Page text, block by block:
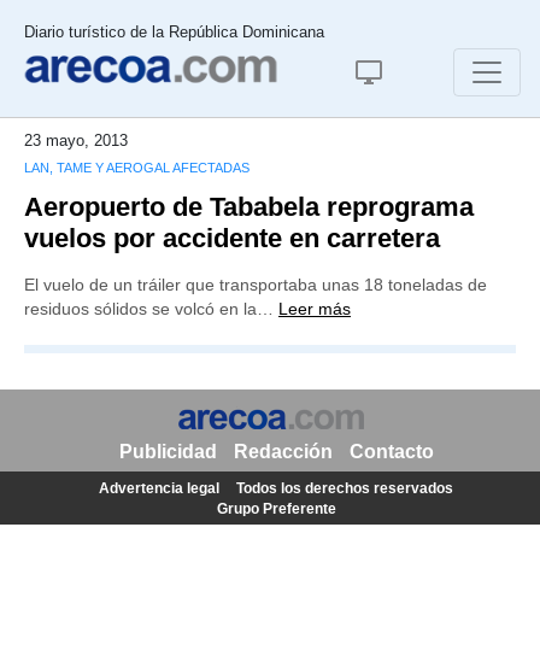
Diario turístico de la República Dominicana
23 mayo, 2013
LAN, TAME Y AEROGAL AFECTADAS
Aeropuerto de Tababela reprograma
vuelos por accidente en carretera
El vuelo de un tráiler que transportaba unas 18 toneladas de
residuos sólidos se volcó en la… Leer más
Publicidad Redacción Contacto
Advertencia legal
Todos los derechos reservados
Grupo Preferente